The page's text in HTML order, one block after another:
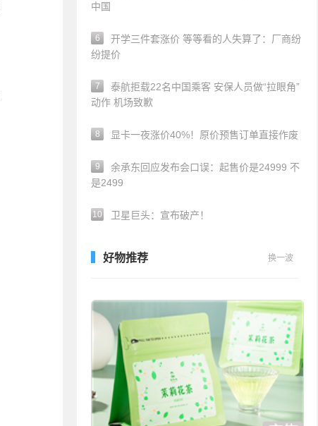
中国
6
开学三件套涨价 等等看的人失算了：厂商纷
纷提价
7
泰航拒载22名中国乘客 安保人员做“拉眼角”
动作 机场致歉
8 显卡一夜涨价40%！原价预售订单直接作废
9
余承东回应发布会口误：起售价是24999 不
是2499
10 卫星巨头：宣布破产！
好物推荐 换一波